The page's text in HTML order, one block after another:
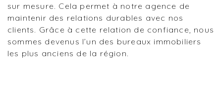
sur mesure. Cela permet à notre agence de
maintenir des relations durables avec nos
clients. Grâce à cette relation de confiance, nous
sommes devenus l’un des bureaux immobiliers
les plus anciens de la région.